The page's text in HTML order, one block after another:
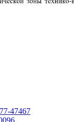
47467